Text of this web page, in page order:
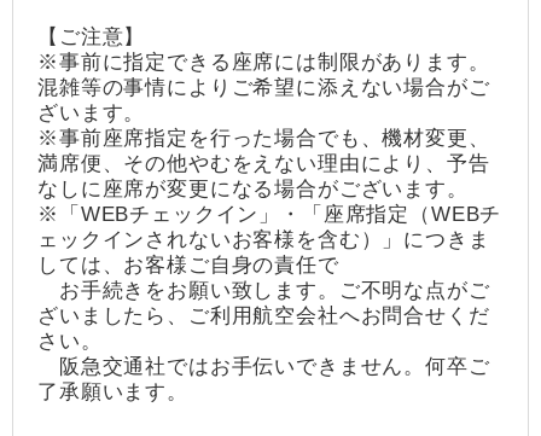
【ご注意】
※事前に指定できる座席には制限があります。
混雑等の事情によりご希望に添えない場合がご
ざいます。
※事前座席指定を行った場合でも、機材変更、
満席便、その他やむをえない理由により、予告
なしに座席が変更になる場合がございます。
※「WEBチェックイン」・「座席指定（WEBチ
ェックインされないお客様を含む）」につきま
しては、お客様ご自身の責任で
お手続きをお願い致します。ご不明な点がご
ざいましたら、ご利用航空会社へお問合せくだ
さい。
阪急交通社ではお手伝いできません。何卒ご
了承願います。